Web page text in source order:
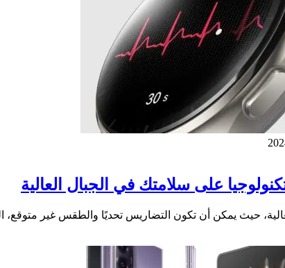
على سلامتك في الجبال العالية
حيث يمكن أن تكون التضاريس تحديًا والطقس غير متوقع،